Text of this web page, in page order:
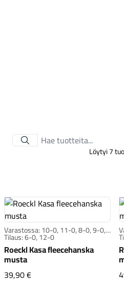
Renkaat
Löytyi 7
Varastossa: 10-0, 11-0, 8-0, 9-0,
7-0
Tilaus: 6-0, 12-0
Roeckl Kasa fleecehanska
musta
39,90 €Roeckl Kasa